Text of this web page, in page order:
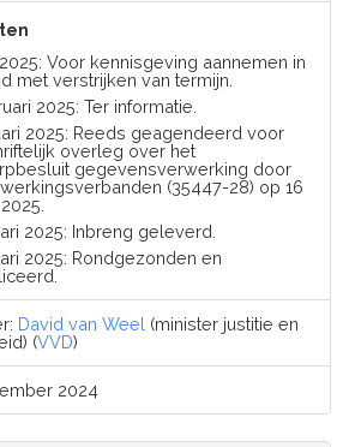
Voor kennisgeving aannemen in
met verstrijken van termijn.
2025: Ter informatie.
2025: Reeds geagendeerd voor
overleg over het
gegevensverwerking door
(35447-28) op 16
2025: Inbreng geleverd.
2025: Rondgezonden en
David van Weel (minister justitie en
(VVD)
2024